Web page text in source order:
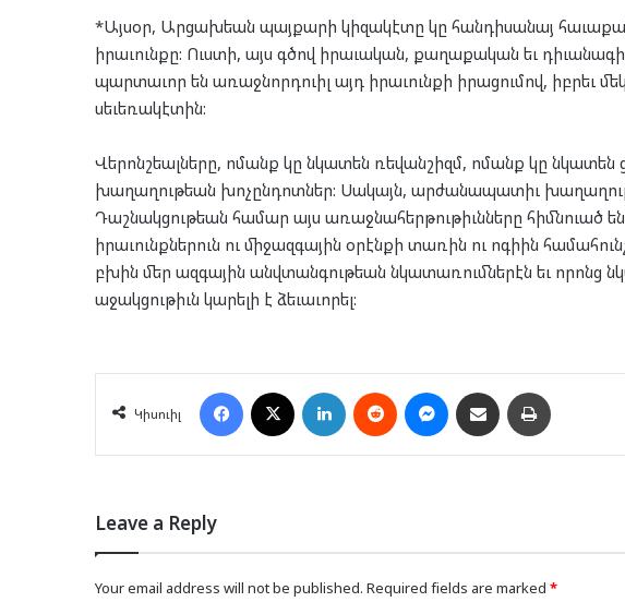
*Այսօր, Արցախեան պայքարի կիզակէտը կը հանդիսանայ
իրաւունքը: Ուստի, այս գծով իրաւական, քաղաքական եւ
պարտաւոր են առաջնորդուիլ այդ իրաւունքի իրացումով,
սեւեռակէտին:
Վերոնշեալները, ոմանք կը նկատեն ռեվանշիզմ, ոմանք կը նկատեն
խաղաղութեան խոչընդոտներ: Սակայն, արժանապատիւ
Դաշնակցութեան համար այս առաջնահերթութիւնները հիմնուած
իրաւունքներուն ու միջազգային օրէնքի տառին ու ոգիին
բխին մեր ազգային անվտանգութեան նկատառումներէն եւ որոնց
աջակցութիւն կարելի է ձեւաւորել:
Կիսուիլ
Facebook LinkedIn Reddit MessengerՈւղարկել նամակ
Leave a Reply
Your email address will not be published. Required fields are marked *